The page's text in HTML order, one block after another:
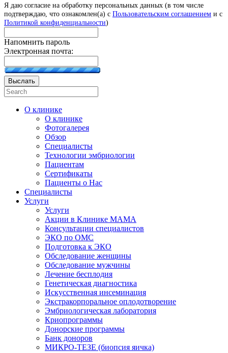
Я даю согласие на обработку персональных данных (в том числе
подтверждаю, что ознакомлен(а) с Пользовательским соглашением и с
Политикой конфиденциальности)
Напомнить пароль
Электронная почта:
Выслать
О клинике
О клинике
Фотогалерея
Обзор
Специалисты
Технологии эмбриологии
Пациентам
Сертификаты
Пациенты о Нас
Специалисты
Услуги
Услуги
Акции в Клинике МАМА
Консультации специалистов
ЭКО по ОМС
Подготовка к ЭКО
Обследование женщины
Обследование мужчины
Лечение бесплодия
Генетическая диагностика
Искусственная инсеминация
Экстракорпоральное оплодотворение
Эмбриологическая лаборатория
Криопрограммы
Донорские программы
Банк доноров
МИКРО-ТЕЗЕ (биопсия яичка)